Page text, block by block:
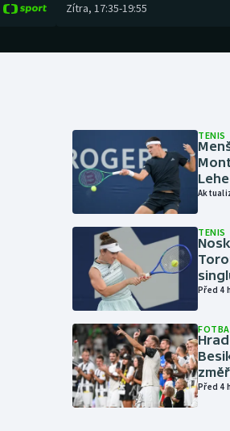
Zítra, 17:35-19:55
TENIS
TENIS
Před 4
Před 4